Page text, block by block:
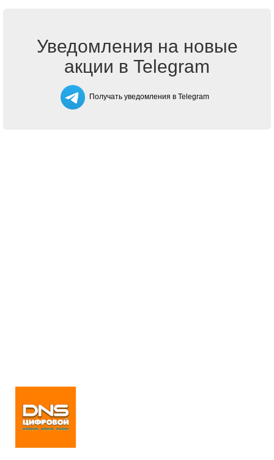
Уведомления на новые
акции в Telegram
Получать уведомления в Telegram